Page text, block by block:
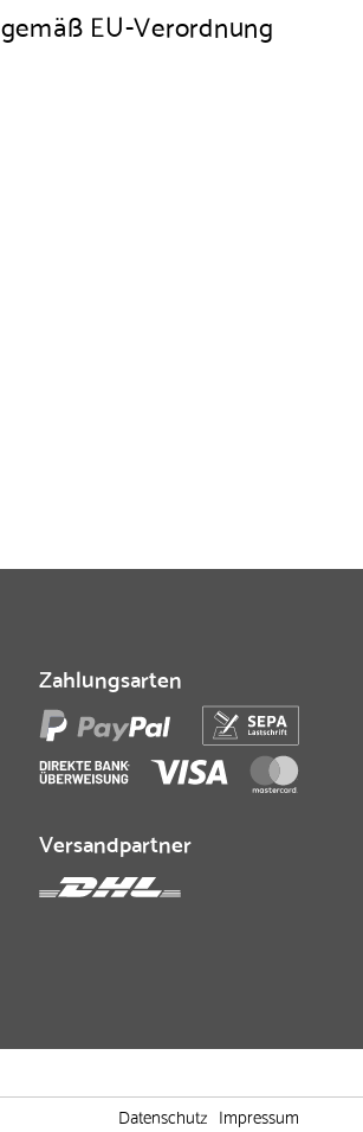
EU-Verordnung
Zahlungsarten
Versandpartner
Datenschutz Impressum